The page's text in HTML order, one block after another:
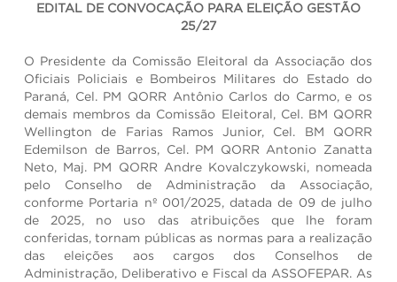
EDITAL DE CONVOCAÇÃO PARA ELEIÇÃO GESTÃO
25/27
O Presidente da Comissão Eleitoral da Associação dos
Oficiais Policiais e Bombeiros Militares do Estado do
Paraná, Cel. PM QORR Antônio Carlos do Carmo, e os
demais membros da Comissão Eleitoral, Cel. BM QORR
Wellington de Farias Ramos Junior, Cel. BM QORR
Edemilson de Barros, Cel. PM QORR Antonio Zanatta
Neto, Maj. PM QORR Andre Kovalczykowski, nomeada
pelo Conselho de Administração da Associação,
conforme Portaria nº 001/2025, datada de 09 de julho
de 2025, no uso das atribuições que lhe foram
conferidas, tornam públicas as normas para a realização
das eleições aos cargos dos Conselhos de
Administração, Deliberativo e Fiscal da ASSOFEPAR. As